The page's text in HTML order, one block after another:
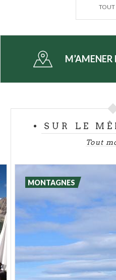
Toutefois, la discipline
amateurs et s'étend dans
longe le fleuve
pouvant être facilement
grâce à des déviations
piste de compétition
nationales et
l'une des meilleures en
renommée.
Valdidentroest
pour les personnes
nature, avec des balades
possibilité de vivre
randonnée sur une
Sur le territoire de
célèbresBains de Bormio,
TOUT
M’AMENER
SUR LE
Tout
MONTAGNES